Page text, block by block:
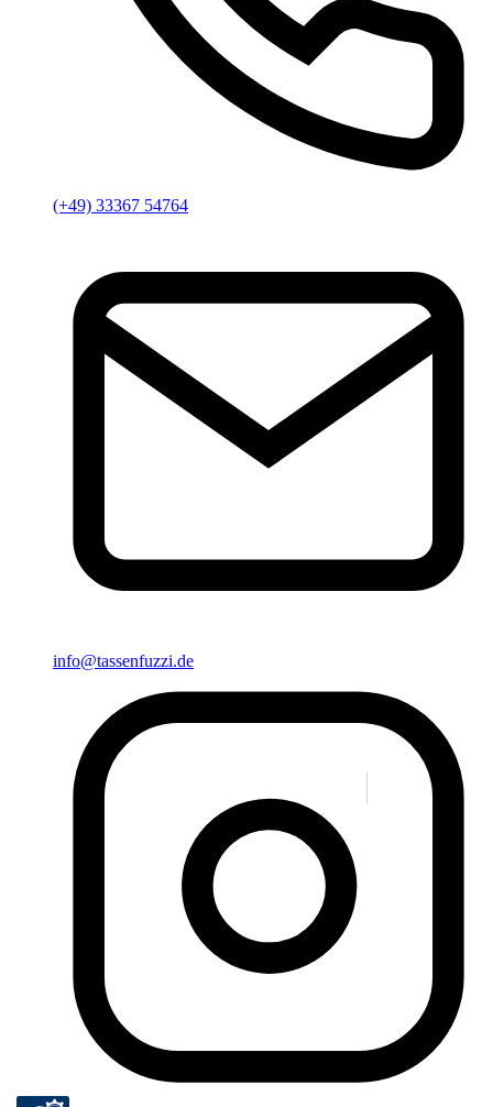
(+49) 33367 54764
info@tassenfuzzi.de